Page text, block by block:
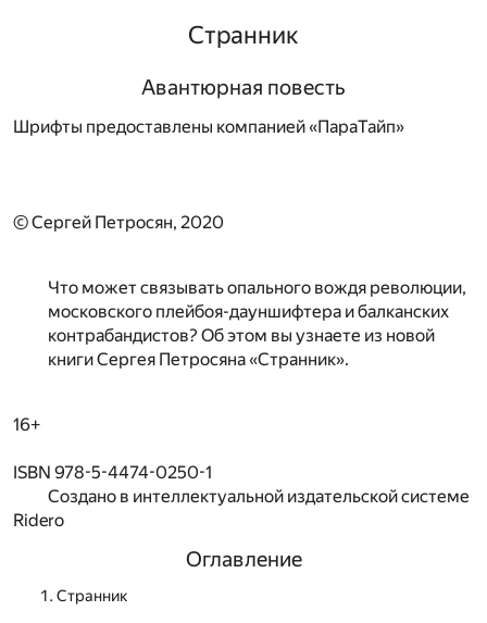
Странник
Авантюрная повесть
Шрифты предоставлены компанией «ПараТайп»
© Сергей Петросян, 2020
Что может связывать опального вождя революции,
московского плейбоя-дауншифтера и балканских
контрабандистов? Об этом вы узнаете из новой
книги Сергея Петросяна «Странник».
16+
ISBN 978-5-4474-0250-1
Создано в интеллектуальной издательской системе
Ridero
Оглавление
Странник